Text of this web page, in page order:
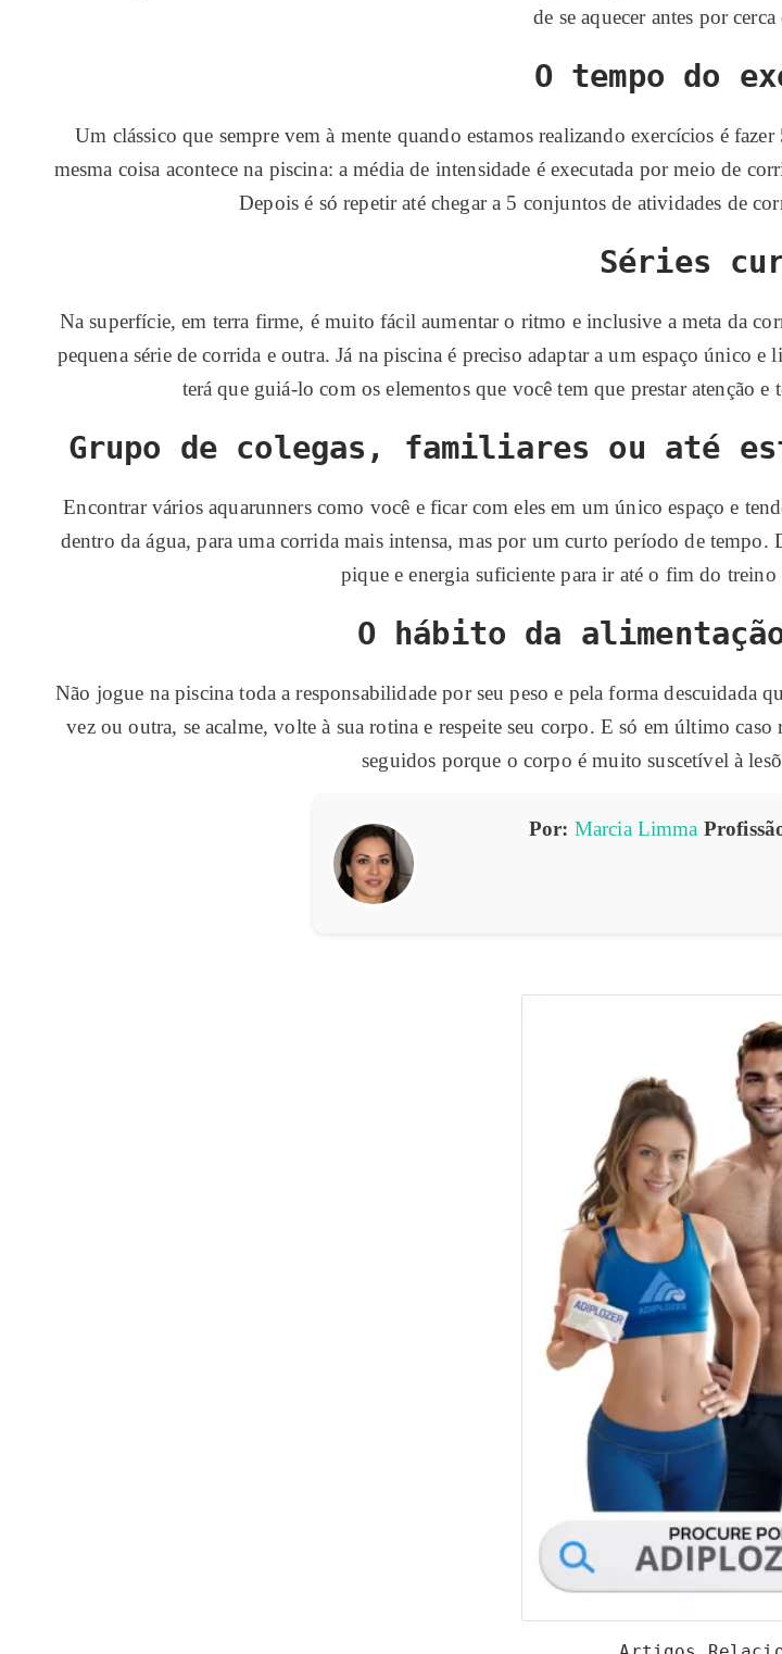
de se aquecer antes por
O tempo do
Um clássico que sempre vem à mente quando estamos realizando exercícios é
mesma coisa acontece na piscina: a média de intensidade é executada por meio de
Depois é só repetir até chegar a 5 conjuntos de atividades de
Séries
Na superfície, em terra firme, é muito fácil aumentar o ritmo e inclusive a meta da
pequena série de corrida e outra. Já na piscina é preciso adaptar a um espaço
terá que guiá-lo com os elementos que você tem que prestar atenção
Grupo de colegas, familiares ou até
Encontrar vários aquarunners como você e ficar com eles em um único espaço e
dentro da água, para uma corrida mais intensa, mas por um curto período de
pique e energia suficiente para ir até o fim do
O hábito da
Não jogue na piscina toda a responsabilidade por seu peso e pela forma descuidada
vez ou outra, se acalme, volte à sua rotina e respeite seu corpo. E só em último
seguidos porque o corpo é muito suscetível à
Por: Marcia Limma